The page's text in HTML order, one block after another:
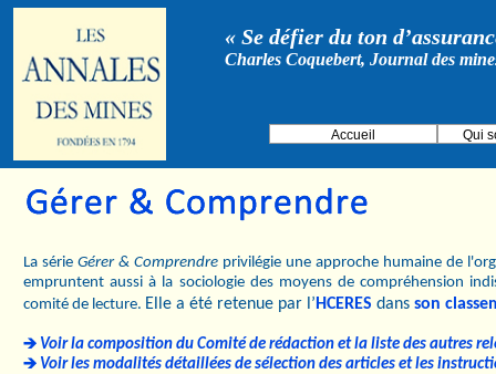
« Se défier du ton
Charles Coquebert, Journal des
Accueil Qui
La série Gérer & Comprendre privilégie une approche humaine de
empruntent aussi à la sociologie des moyens de compréhension
comité de lecture. Elle a été retenue par l’ HCERES dans son
Voir la composition du Comité de rédaction et la liste des autres
Voir les modalités détaillées de sélection des articles et les